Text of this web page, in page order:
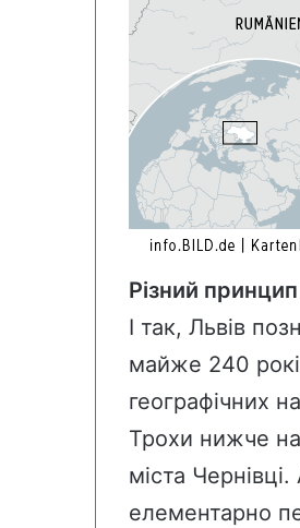
Різний
І так, Львів
майже 240
географічних
Трохи нижче
міста
елементарно